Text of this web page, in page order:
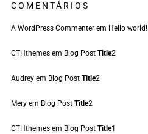
COMENTÁRIOS
A WordPress Commenterem Hello world!
CTHthemesem Blog Post Title2
Audreyem Blog Post Title2
Meryem Blog Post Title2
CTHthemesem Blog Post Title1